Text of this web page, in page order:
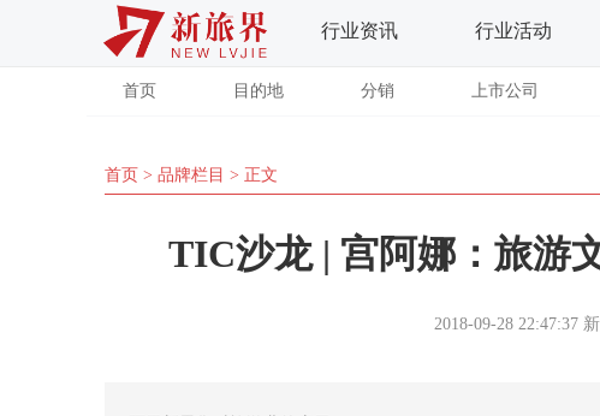
行业资讯 行业活动
首页 目的地 分销 上市公司
首页 > 品牌栏目 > 正文
TIC沙龙 | 宫阿娜：旅游
2018-09-28 22:47:37